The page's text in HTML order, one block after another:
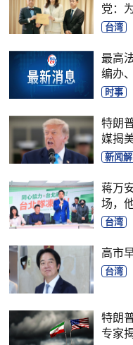
党：
台湾
最高
编办
时事
特朗
媒揭
新闻
蒋万
场，
台湾
高市
台湾
特朗
专家